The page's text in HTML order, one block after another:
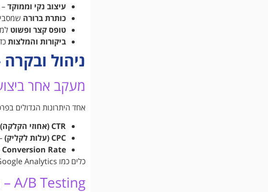
עיצוב נקי וממוקד
כותרת ברורה
טופס קצר ופשוט
ביקורות והמלצות
ניהול
מעקב אחר
אחד היתרונות הגדולים
CTR (אחוזי הקלקה)
CPC (עלות לקליק)
Conversion Rate (שיעור המרה)
כלים כמו Google Analytics ו-Facebook Ads Manager יעזרו לכם לקבל נתונים מדויקים ולשפר את הקמפיין.
A/B Testing – הדרך לשיפור מתמיד